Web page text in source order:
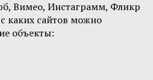
Вимео, Инстаграмм, Фликр
каких сайтов можно
объекты: